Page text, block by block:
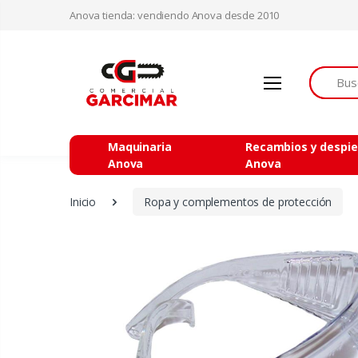
Anova tienda: vendiendo Anova desde 2010
Buscar
Maquinaria
Anova
Recambios y
Anova
Inicio Ropa y complementos de protección